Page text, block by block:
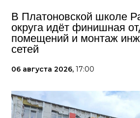
В Платоновской школе
округа идёт финишная
помещений и монтаж
сетей
06 августа 2026, 17:00